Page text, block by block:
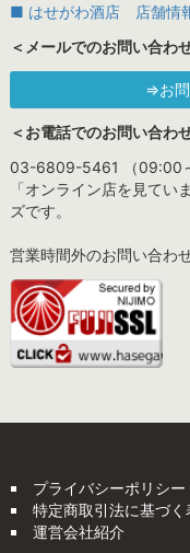
■ はせがわ酒店 店舗情
＜メールでのお問い合わ
⇒お問
＜お電話でのお問い合わ
03-6809-5461 （09:00
「オンライン店を見てい
ズです。
営業時間外のお問い合わ
プライバシーポリシー
特定商取引法に基づく
運営会社紹介